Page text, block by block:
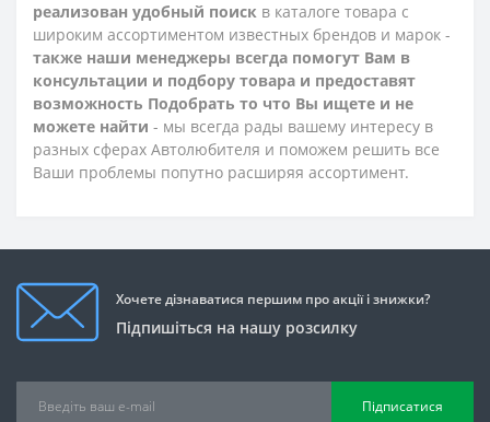
реализован удобный поиск в каталоге товара с
широким ассортиментом известных брендов и марок -
также наши менеджеры всегда помогут Вам в
консультации и подбору товара и предоставят
возможность Подобрать то что Вы ищете и не
можете найти - мы всегда рады вашему интересу в
разных сферах Автолюбителя и поможем решить все
Ваши проблемы попутно расширяя ассортимент.
Хочете дізнаватися першим про акції і знижки?
Підпишіться на нашу розсилку
Підписатися